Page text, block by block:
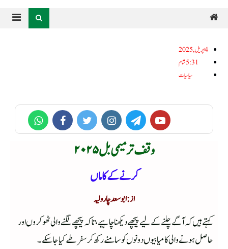
4اپریل, 2025
5:31 شام
سیاسیات
وقف ترمیمی بل ۲۰۲۵
کرنے کے کاماں
از: ابو سعد چارولیہ
کہتے ہیں کہ آگے چلنے کے لیے پیچھے دیکھنا چاہیے، تاکہ پیچھے لگنے والی ٹھوکروں اور
حاصل ہونے والی کامیابیوں دونوں کو سامنے رکھ کر سفر طے کیا جاسکے ۔